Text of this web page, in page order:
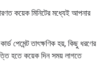
কয়েক মিনিটের মধ্যেই আপনার
পেমেন্ট তাৎক্ষণিক হয়, কিছু ধরণের
হতে কয়েক দিন সময় লাগতে